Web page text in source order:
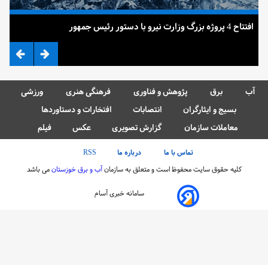
افتتاح 4 پروژه بزرگ وزارت نیرو با دستور رئیس جمهور
آب برق پژوهش و فناوری فرهنگی هنری
ورزشی
بسیج و ایثارگران
انتصابات
افتخارات و دستاوردها
معاملات سازمان
گزارش تصویری عکس فیلم
تماس با ما درباره ما
RSS
کلیه حقوق سایت محفوظ است و متعلق به سازمانآب و برق خوزستانمی باشد
سامانه خبری آسام